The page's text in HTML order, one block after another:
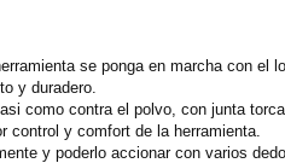
se ponga en marcha con el
y duradero.
como contra el polvo, con junta
control y comfort de la herramienta.
y poderlo accionar con varios